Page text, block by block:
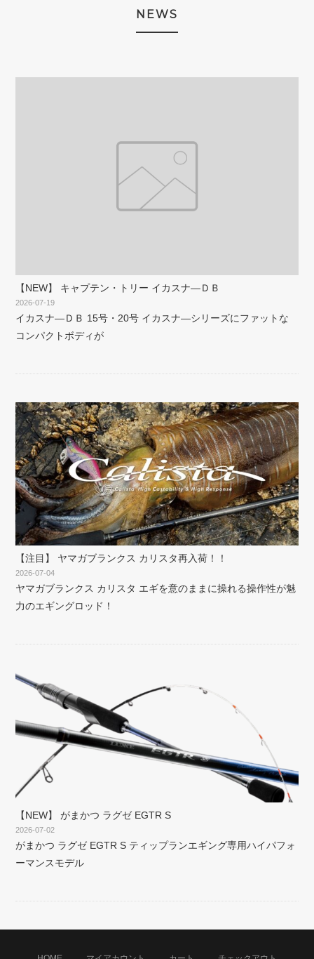
NEWS
【NEW】 キャプテン・トリー イカスナ―ＤＢ
2026-07-19
イカスナ―ＤＢ 15号・20号 イカスナ―シリーズにファットな
コンパクトボディが
【注目】 ヤマガブランクス カリスタ再入荷！！
2026-07-04
ヤマガブランクス カリスタ エギを意のままに操れる操作性が魅
力のエギングロッド！
【NEW】 がまかつ ラグゼ EGTR S
2026-07-02
がまかつ ラグゼ EGTR S ティップランエギング専用ハイパフォ
ーマンスモデル